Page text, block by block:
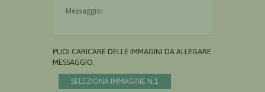
PUOI CARICARE DELLE IMMAGINI DA ALLEGARE AL
MESSAGGIO:
SELEZIONA IMMAGINE N.1